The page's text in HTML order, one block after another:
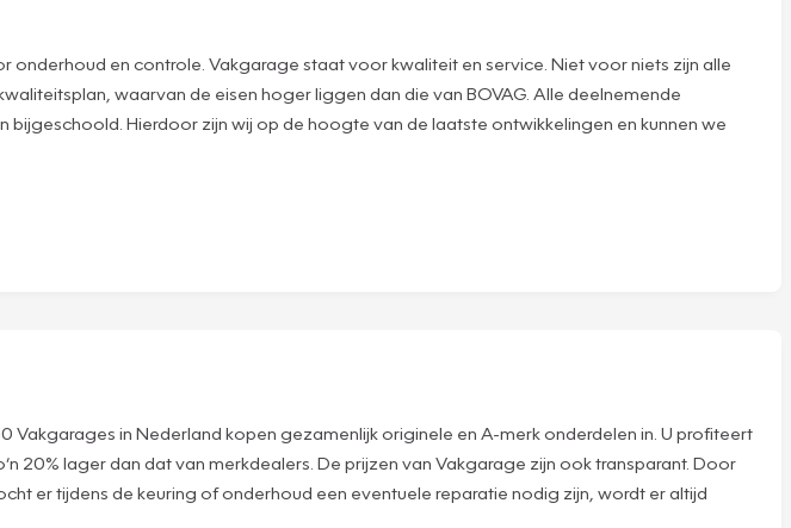
en controle. Vakgarage staat voor kwaliteit en service. Niet voor niets zijn alle
waarvan de eisen hoger liggen dan die van BOVAG. Alle deelnemende
Hierdoor zijn wij op de hoogte van de laatste ontwikkelingen en kunnen we
Vakgarages in Nederland kopen gezamenlijk originele en A-merk onderdelen in. U profiteert
lager dan dat van merkdealers. De prijzen van Vakgarage zijn ook transparant. Door
er tijdens de keuring of onderhoud een eventuele reparatie nodig zijn, wordt er altijd